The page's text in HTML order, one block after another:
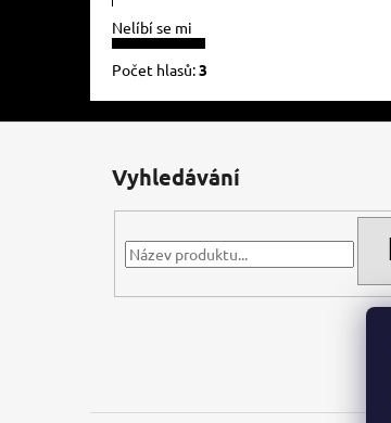
Nelíbí se mi
Počet hlasů:3
Vyhledávání